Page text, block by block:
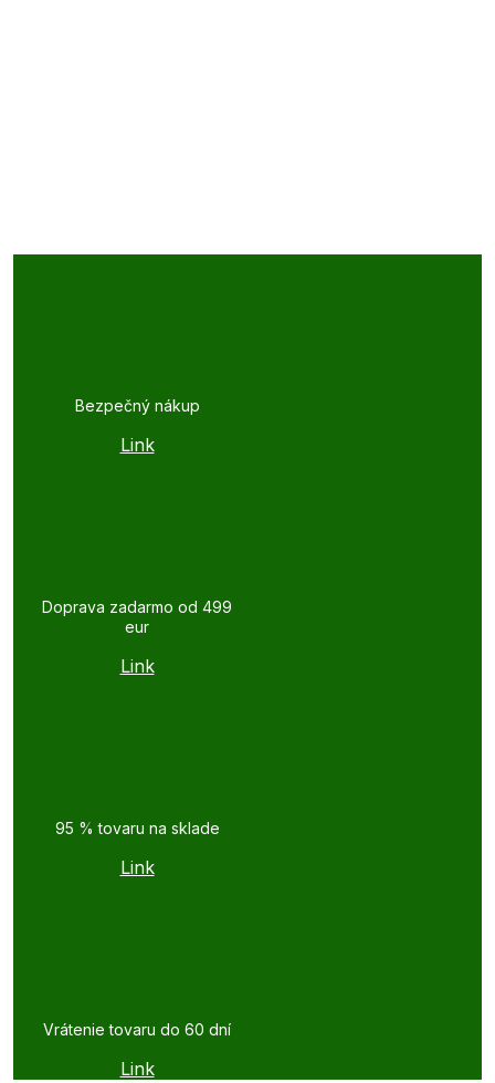
Bezpečný nákup
Link
Doprava zadarmo od 499
eur
Link
95 % tovaru na sklade
Link
Vrátenie tovaru do 60 dní
Link